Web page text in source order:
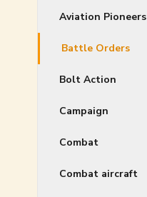
Aviation Pioneers
Battle Orders
Bolt Action
Campaign
Combat
Combat aircraft